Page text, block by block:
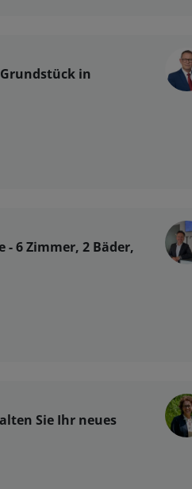
in
6 Zimmer, 2 Bäder,
Sie Ihr neues